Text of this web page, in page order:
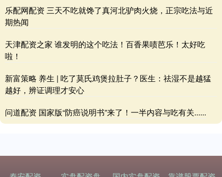
乐配网配资 三天不吃就馋了真河北驴肉火烧，正宗吃法与近
期热闻
天津配资之家 谁发明的这个吃法！百香果啧芭乐！太好吃
啦！
新富策略 养生 | 吃了莫氏鸡煲拉肚子？医生：祛湿不是越猛
越好，辨证调理才安心
问道配资 国家版“防癌说明书”来了！一半内容与吃有关......